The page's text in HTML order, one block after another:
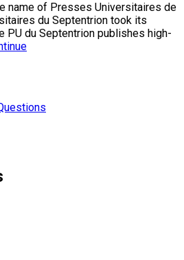
name of Presses Universitaires de
du Septentrion took its
PU du Septentrion publishes high-